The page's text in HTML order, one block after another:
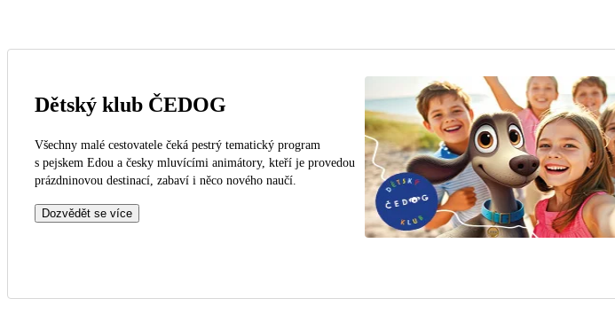
Dětský klub ČEDOG
Všechny malé cestovatele čeká pestrý tematický program
s pejskem Edou a česky mluvícími animátory, kteří je provedou
prázdninovou destinací, zabaví i něco nového naučí.
Dozvědět se více